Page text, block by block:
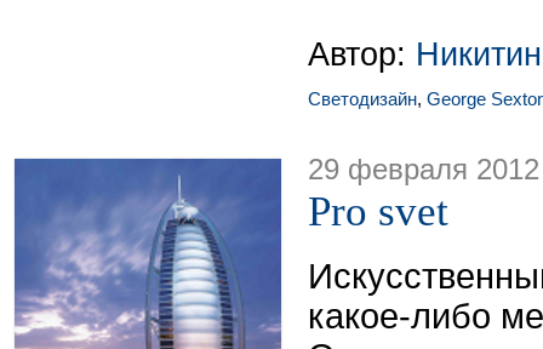
Автор:
Светодизайн, George
29 февраля 2012
Pro svet
какое-либо